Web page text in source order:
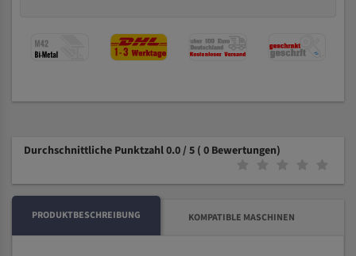
Durchschnittliche Punktzahl 0.0 / 5 ( 0 Bewertungen)
PRODUKTBESCHREIBUNG KOMPATIBLE MASCHINEN